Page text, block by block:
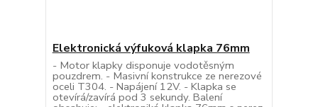
Elektronická výfuková klapka 76mm
- Motor klapky disponuje vodotěsným
pouzdrem. - Masivní konstrukce ze nerezové
oceli T304. - Napájení 12V. - Klapka se
otevírá/zavírá pod 3 sekundy. Balení